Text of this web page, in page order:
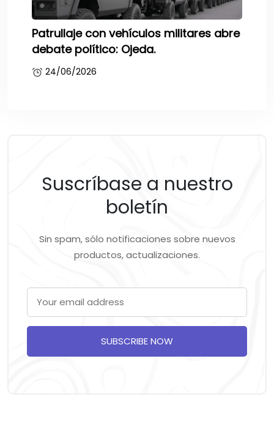
Patrullaje con vehículos militares abre
debate político: Ojeda.
24/06/2026
Suscríbase a nuestro
boletín
Sin spam, sólo notificaciones sobre nuevos
productos, actualizaciones.
SUBSCRIBE NOW